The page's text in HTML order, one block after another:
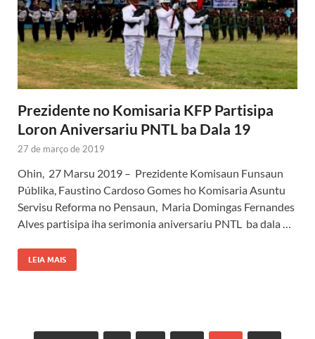
Prezidente no Komisaria KFP Partisipa
Loron Aniversariu PNTL ba Dala 19
27 de março de 2019
Ohin, 27 Marsu 2019 – Prezidente Komisaun Funsaun
Públika, Faustino Cardoso Gomes ho Komisaria Asuntu
Servisu Reforma no Pensaun, Maria Domingas Fernandes
Alves partisipa iha serimonia aniversariu PNTL ba dala …
LEIA MAIS